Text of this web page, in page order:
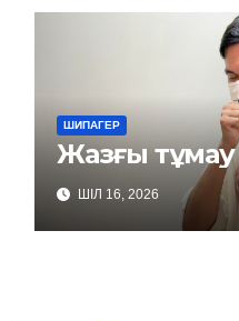
ШИПАГЕР
ШІЛ 16, 2026